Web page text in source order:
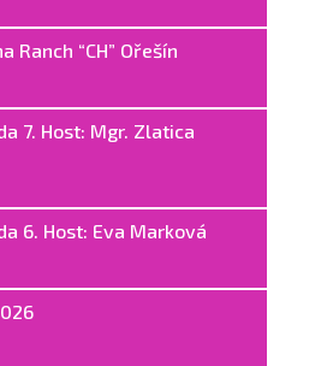
Ranch “CH” Ořešín
7. Host: Mgr. Zlatica
6. Host: Eva Marková